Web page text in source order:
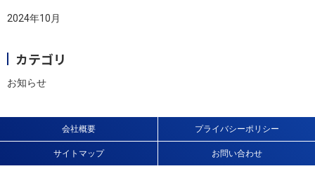
2024年10月
カテゴリ
お知らせ
会社概要 プライバシーポリシー
サイトマップ お問い合わせ